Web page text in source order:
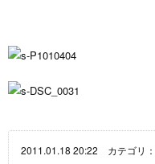
2011.01.18 20:22 カテゴリ：